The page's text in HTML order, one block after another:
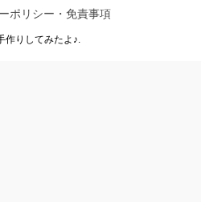
ポリシー・免責事項
作りしてみたよ♪.